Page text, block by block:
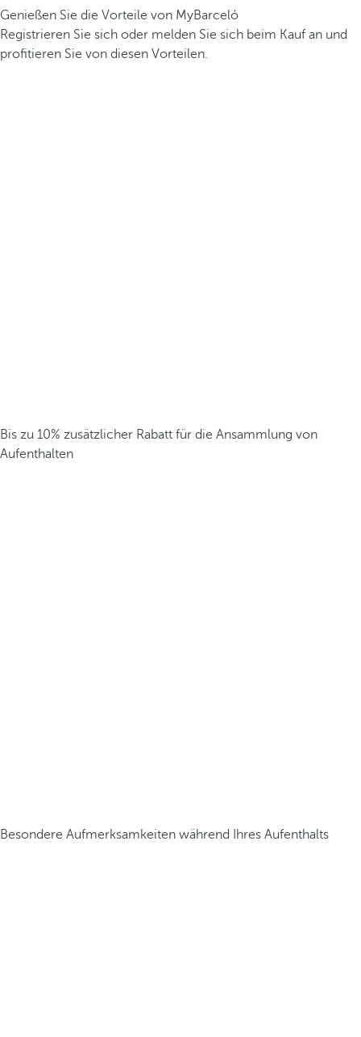
Genießen Sie die Vorteile von MyBarceló
Registrieren Sie sich oder melden Sie sich beim Kauf an und
profitieren Sie von diesen Vorteilen.
Bis zu 10% zusätzlicher Rabatt für die Ansammlung von
Aufenthalten
Besondere Aufmerksamkeiten während Ihres Aufenthalts